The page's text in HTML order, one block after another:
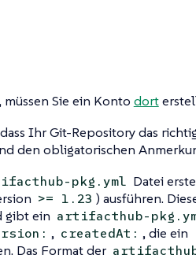
Sie ein Konto dort
Ihr Git-Repository das
den obligatorischen
pkg.yml Datei
>= 1.23 ) ausführen.
gibt ein artifacthub-
, createdAt: , die ein
Das Format der